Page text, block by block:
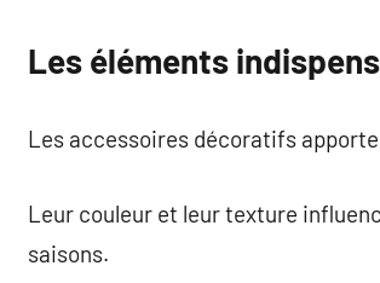
Les éléments
Les accessoires décoratifs
Leur couleur et leur texture
saisons.